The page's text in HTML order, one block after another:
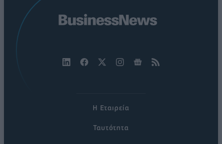
Η Εταιρεία
Ταυτότητα